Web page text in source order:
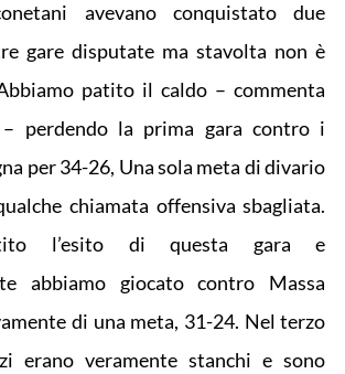
avevano conquistato due
gare disputate ma stavolta non è
patito il caldo – commenta
– perdendo la prima gara contro i
per 34-26, Una sola meta di divario
chiamata offensiva sbagliata.
l’esito di questa gara e
abbiamo giocato contro Massa
di una meta, 31-24. Nel terzo
erano veramente stanchi e sono